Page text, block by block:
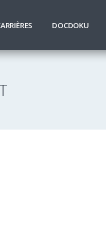
DOCDOKU